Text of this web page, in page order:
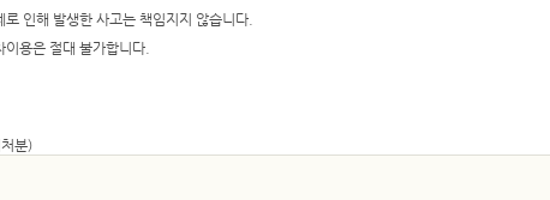
인해 발생한 사고는 책임지지 않습니다.
용은 절대 불가합니다.
분)